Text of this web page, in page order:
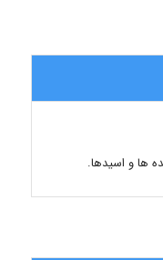
ها و اسیدها.